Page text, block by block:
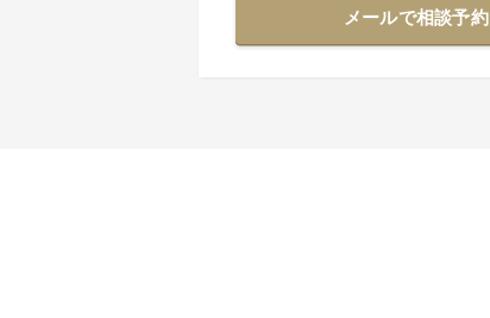
メールで相談予約